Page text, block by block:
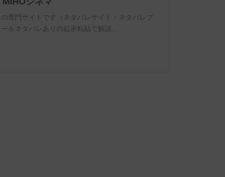
専門サイトです（ネタバレサイト・ネタバレブ
をネタバレありの起承転結で解説...